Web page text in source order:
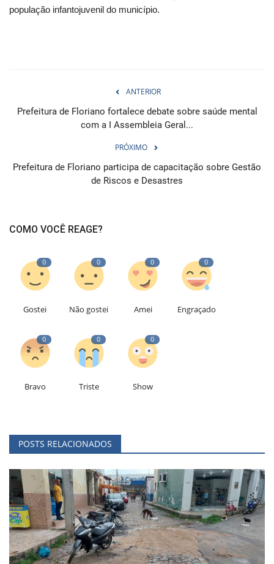
população infantojuvenil do município.
ANTERIOR
Prefeitura de Floriano fortalece debate sobre saúde mental
com a I Assembleia Geral...
PRÓXIMO
Prefeitura de Floriano participa de capacitação sobre Gestão
de Riscos e Desastres
COMO VOCÊ REAGE?
0
Gostei
0
Não gostei
0
Amei
0
Engraçado
0
Bravo
0
Triste
0
Show
POSTS RELACIONADOS